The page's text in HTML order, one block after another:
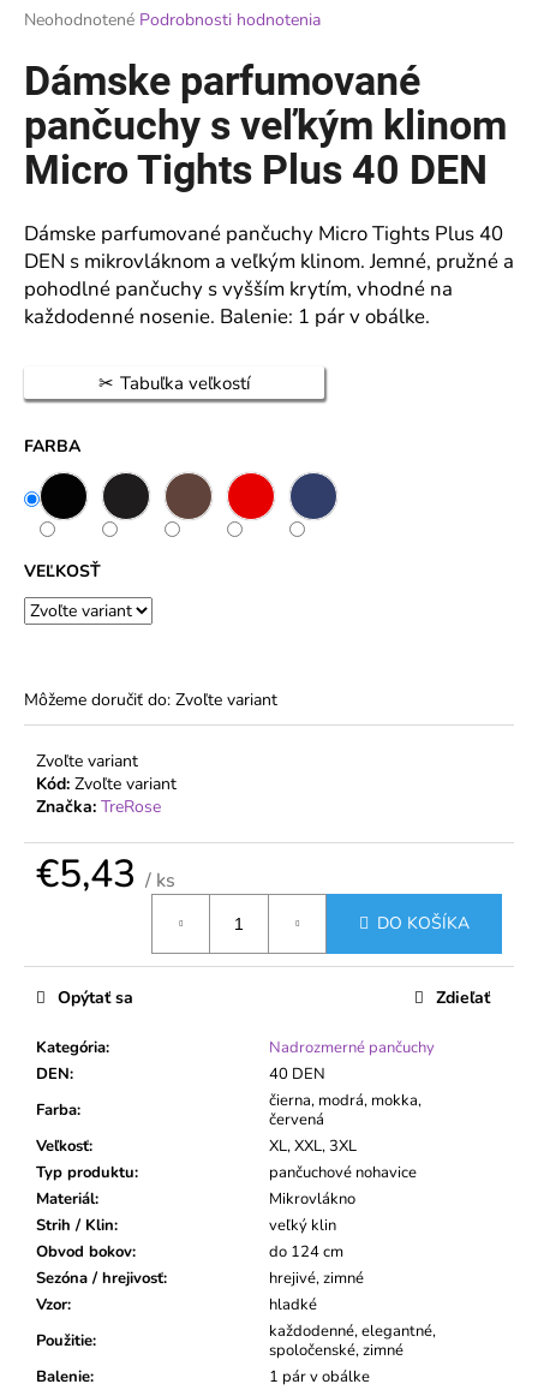
Priemerné
produktu
je
5
hviezdičiek.
Neohodnotené Podrobnosti hodnotenia
Dámske parfumované
pančuchy s veľkým klinom
Micro Tights Plus 40 DEN
Dámske parfumované pančuchy Micro Tights Plus 40
DEN s mikrovláknom a veľkým klinom. Jemné, pružné a
pohodlné pančuchy s vyšším krytím, vhodné na
každodenné nosenie. Balenie: 1 pár v obálke.
Tabuľka veľkostí
FARBA
VEĽKOSŤ
Môžeme doručiť do: Zvoľte variant
Zvoľte variant
Kód: Zvoľte variant
Značka: TreRose
€5,43 / ks
DO KOŠÍKA
Kategória:
Nadrozmerné pančuchy
DEN:
40 DEN
Farba:
čierna, modrá, mokka,
červená
Veľkosť:
XL, XXL, 3XL
Typ produktu:
pančuchové nohavice
Materiál:
Mikrovlákno
Strih / Klin:
veľký klin
Obvod bokov:
do 124 cm
Sezóna / hrejivosť:
hrejivé, zimné
Vzor:
hladké
Použitie:
každodenné, elegantné,
spoločenské, zimné
Balenie:
1 pár v obálke
Opýtať sa Zdieľať
á
j
s
ť
?
HĽADAŤ
d
p
r
ú
a
m
e
NADROZMERNÉ
PANČUCHOVÉ
NOHAVICE
VETERNICA
20
DEN
KLINOM
€1,99